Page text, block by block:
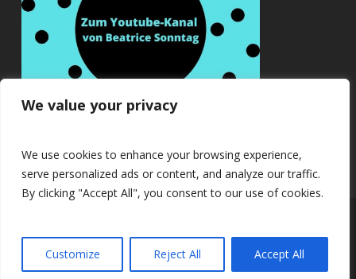
We value your privacy
We use cookies to enhance your browsing experience,
serve personalized ads or content, and analyze our traffic.
By clicking "Accept All", you consent to our use of cookies.
Customize Reject All Accept All
twitterfacebook
youtube instagram